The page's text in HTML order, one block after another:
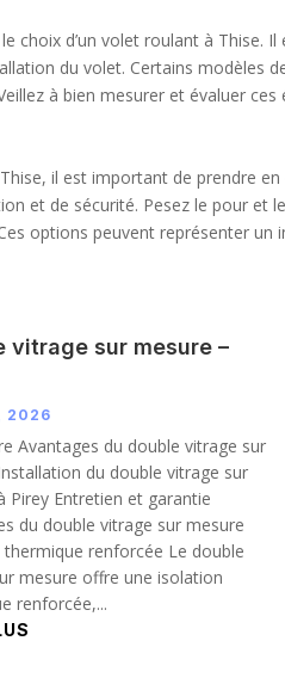
choix d’un volet roulant à Thise.
du volet. Certains modèles
à bien mesurer et évaluer
il est important de prendre
et de sécurité. Pesez le pour
options peuvent représenter
vitrage sur mesure –
2026
Avantages du double vitrage sur
du double vitrage sur
Pirey Entretien et garantie
du double vitrage sur mesure
renforcée Le double
mesure offre une isolation
renforcée,...